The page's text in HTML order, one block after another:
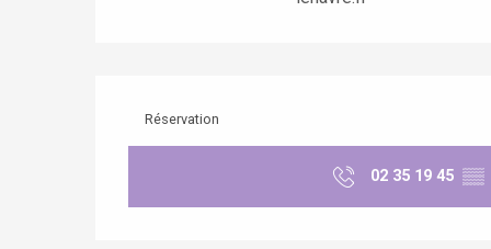
Réservation
02 35 19 45 ▒▒